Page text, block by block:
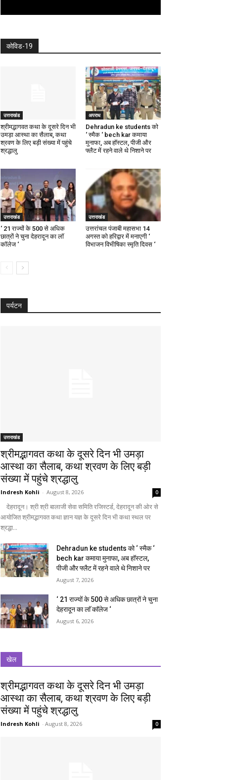
कोविड-19
उत्तराखंड
श्रीमद्भागवत कथा के दूसरे दिन भी
उमड़ा आस्था का सैलाब, कथा
श्रवण के लिए बड़ी संख्या में पहुंचे
श्रद्धालु
अपराध
Dehradun ke students को
‘ स्मैक ‘ bech kar कमाया
मुनाफा, अब हॉस्टल, पीजी और
फ्लैट में रहने वाले थे निशाने पर
उत्तराखंड
‘ 21 राज्यों के 500 से अधिक
छात्रों ने चुना देहरादून का लाॅ
काॅलेज ‘
उत्तराखंड
उत्तरांचल पंजाबी महासभा 14
अगस्त को हरिद्वार में मनाएगी ‘
विभाजन विभीषिका स्मृति दिवस ‘
पर्यटन
उत्तराखंड
श्रीमद्भागवत कथा के दूसरे दिन भी उमड़ा
आस्था का सैलाब, कथा श्रवण के लिए बड़ी
संख्या में पहुंचे श्रद्धालु
Indresh Kohli - August 8, 2026 0
देहरादून। श्री श्री बालाजी सेवा समिति रजिस्टर्ड, देहरादून की ओर से
आयोजित श्रीमद्भागवत कथा ज्ञान यज्ञ के दूसरे दिन भी कथा स्थल पर
श्रद्धा...
Dehradun ke students को ‘ स्मैक ‘
bech kar कमाया मुनाफा, अब हॉस्टल,
पीजी और फ्लैट में रहने वाले थे निशाने पर
August 7, 2026
‘ 21 राज्यों के 500 से अधिक छात्रों ने चुना
देहरादून का लाॅ काॅलेज ‘
August 6, 2026
खेल
श्रीमद्भागवत कथा के दूसरे दिन भी उमड़ा
आस्था का सैलाब, कथा श्रवण के लिए बड़ी
संख्या में पहुंचे श्रद्धालु
Indresh Kohli - August 8, 2026 0